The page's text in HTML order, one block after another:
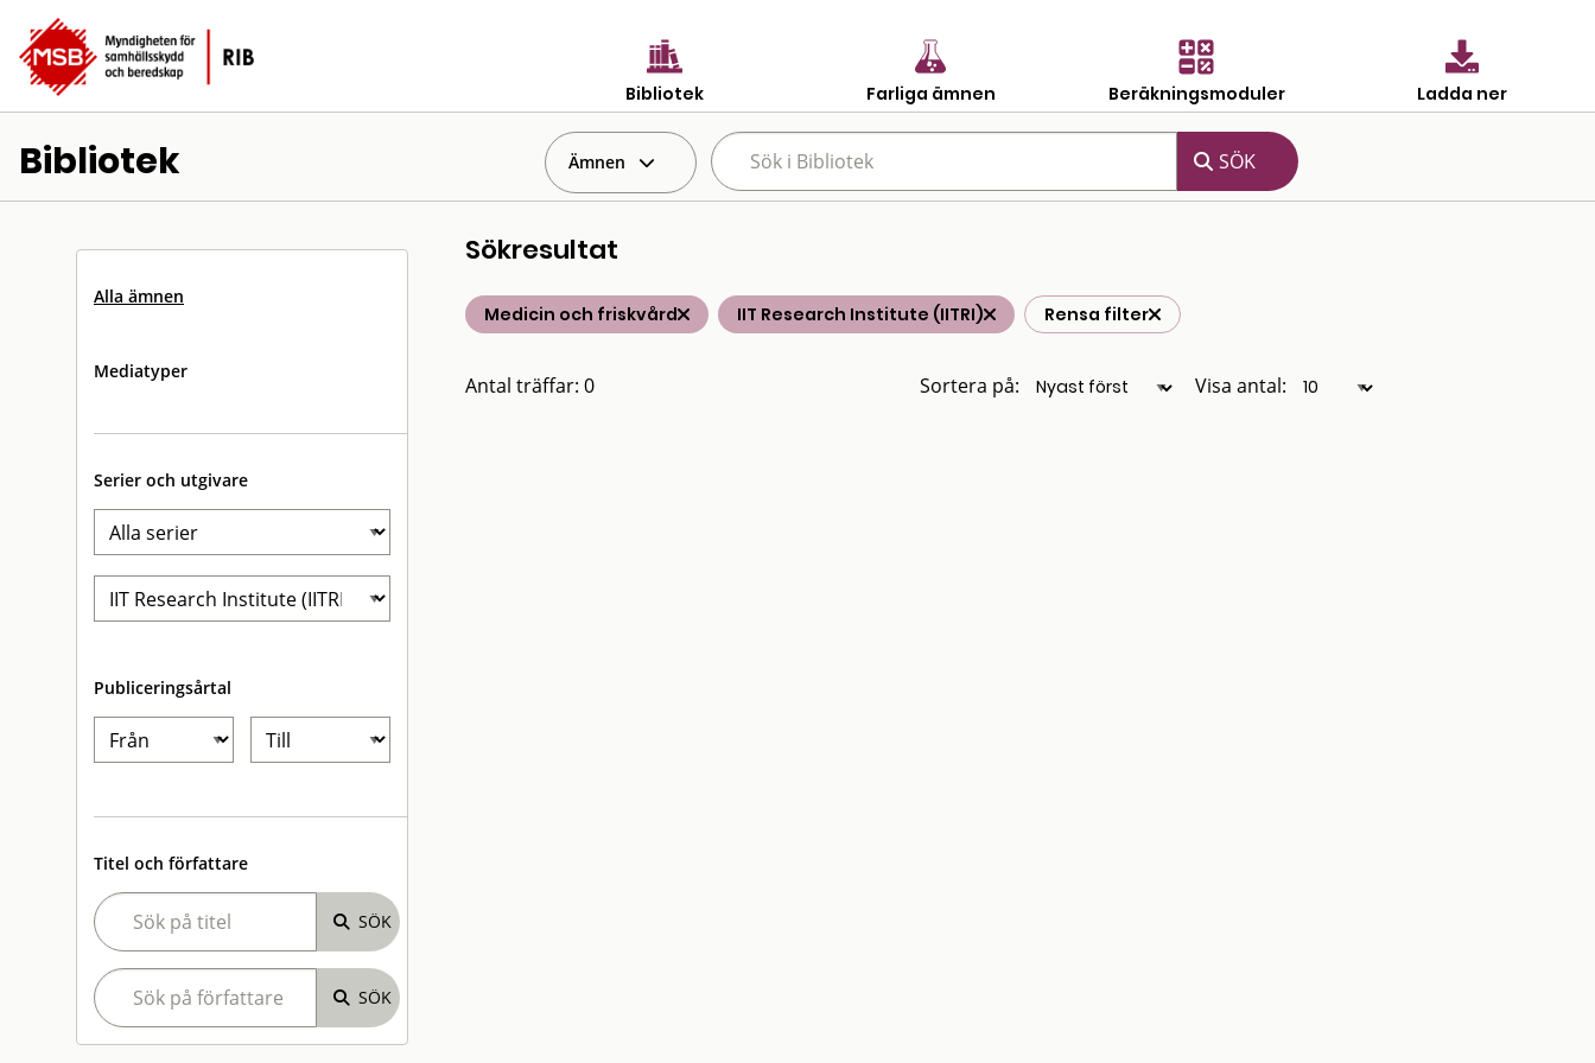
Bibliotek Farliga ämnen Beräkningsmoduler Ladda ner
Bibliotek Ämnen
Alla ämnen
Mediatyper
Serier och utgivare
Publiceringsårtal
Titel och författare
Sökresultat
Medicin och friskvård IIT Research Institute (IITRI) Rensa filter
Antal träffar: 0 Sortera på: Visa antal: